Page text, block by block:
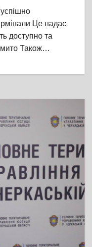
Це надає
доступно та
Також…